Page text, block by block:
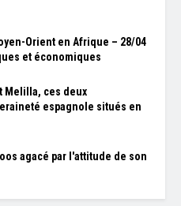
Orient en Afrique – 28/04
et économiques
Melilla, ces deux
espagnole situés en
agacé par l'attitude de son